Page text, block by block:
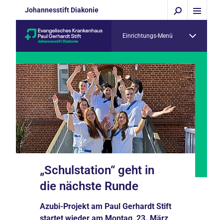
Johannesstift Diakonie
Einrichtungs-Menü
„Schulstation“ geht in
die nächste Runde
Azubi-Projekt am Paul Gerhardt Stift